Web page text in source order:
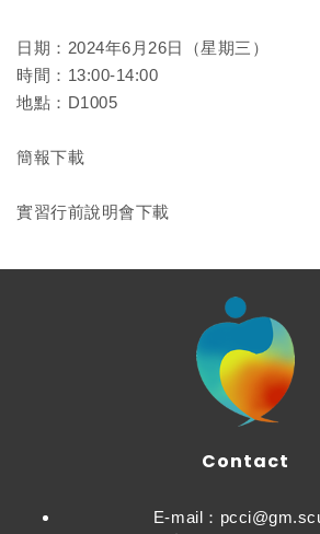
日期：2024年6月26日（星期三）
時間：13:00-14:00
地點：D1005
簡報下載
實習行前說明會下載
Contact
E-mail：